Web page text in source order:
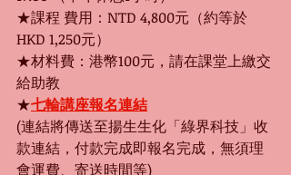
★課程 費用：NTD 4,800元（約等於
HKD 1,250元）
★材料費：港幣100元，請在課堂上繳交
給助教
★七輪講座報名連結
(連結將傳送至揚生生化「綠界科技」收
款連結，付款完成即報名完成，無須理
會運費、寄送時間等)